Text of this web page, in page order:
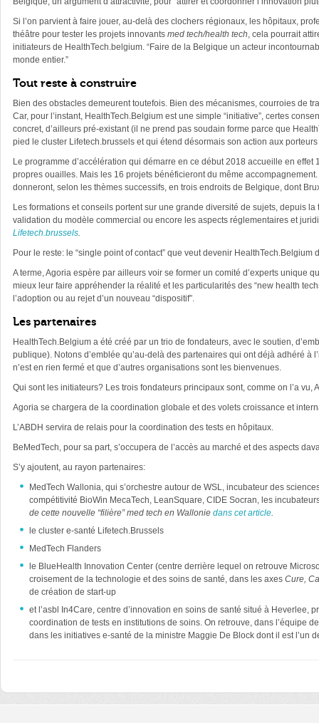
Si l’on parvient à faire jouer, au-delà des clochers régionaux, les hôpitaux,
théâtre pour tester les projets innovants med tech/health tech, cela pourrait
initiateurs de HealthTech.belgium. “Faire de la Belgique un acteur
monde entier.”
Tout reste à construire
Bien des obstacles demeurent toutefois. Bien des mécanismes, courroies de
Car, pour l’instant, HealthTech.Belgium est une simple “initiative”, certes
concret, d’ailleurs pré-existant (il ne prend pas soudain forme parce que
pied le cluster Lifetech.brussels et qui étend désormais son action aux
Le programme d’accélération qui démarre en ce début 2018 accueille en
propres ouailles. Mais les 16 projets bénéficieront du même
donneront, selon les thèmes successifs, en trois endroits de Belgique, dont
Les formations et conseils portent sur une grande diversité de sujets, depuis
validation du modèle commercial ou encore les aspects réglementaires et
Lifetech.brussels.
Pour le reste: le “single point of contact” que veut devenir HealthTech.Belgium
A terme, Agoria espère par ailleurs voir se former un comité d’experts unique
mieux leur faire appréhender la réalité et les particularités des “new health
l’adoption ou au rejet d’un nouveau “dispositif”.
Les partenaires
HealthTech.Belgium a été créé par un trio de fondateurs, avec le soutien,
publique). Notons d’emblée qu’au-delà des partenaires qui ont déjà adhéré à
n’est en rien fermé et que d’autres organisations sont les bienvenues.
Qui sont les initiateurs? Les trois fondateurs principaux sont, comme on l’a vu,
Agoria se chargera de la coordination globale et des volets croissance et
L’ABDH servira de relais pour la coordination des tests en hôpitaux.
BeMedTech, pour sa part, s’occupera de l’accès au marché et des aspects
S’y ajoutent, au rayon partenaires:
MedTech Wallonia, qui s’orchestre autour de WSL, incubateur des
compétitivité BioWin MecaTech, LeanSquare, CIDE Socran, les
de cette nouvelle “filière” med tech en Wallonie dans cet article.
le cluster e-santé Lifetech.Brussels
MedTech Flanders
le BlueHealth Innovation Center (centre derrière lequel on retrouve
croisement de la technologie et des soins de santé, dans les axes Cure,
de création de start-up
et l’asbl In4Care, centre d’innovation en soins de santé situé à
coordination de tests en institutions de soins. On retrouve, dans l’équipe
dans les initiatives e-santé de la ministre Maggie De Block dont il est l’un